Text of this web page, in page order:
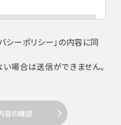
扱うにあたり、個人
シーポリシー」の内容に同
場合は送信ができません。
容の確認